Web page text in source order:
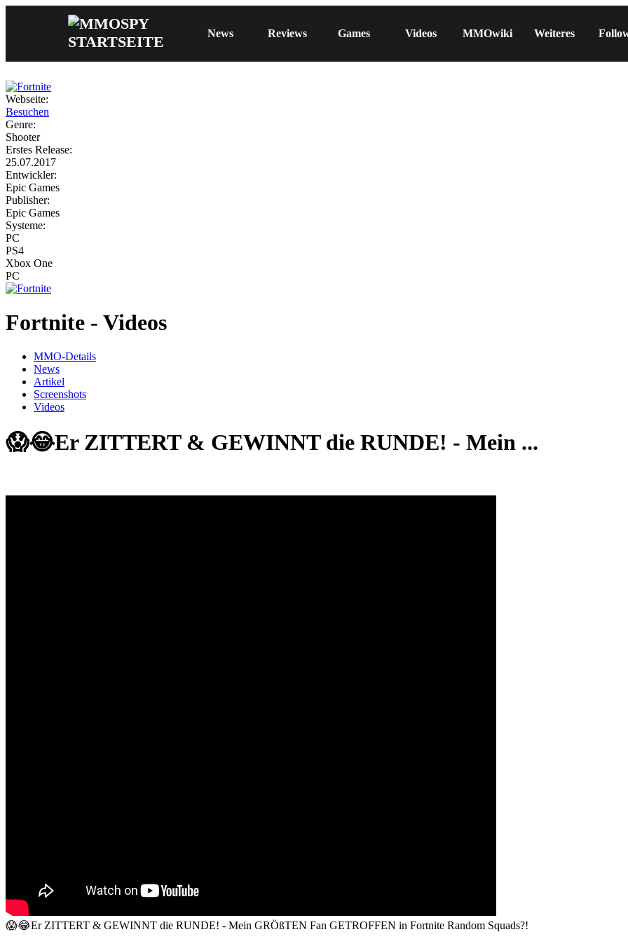
News Reviews Games Videos MMOwiki Weiteres
Webseite:
Besuchen
Genre:
Shooter
Erstes Release:
25.07.2017
Entwickler:
Epic Games
Publisher:
Epic Games
Systeme:
PC
PS4
Xbox One
PC
Fortnite - Videos
MMO-Details
News
Artikel
Screenshots
Videos
😱😂Er ZITTERT & GEWINNT die RUNDE! - Mein ...
😱😂Er ZITTERT & GEWINNT die RUNDE! - Mein GRÖßTEN Fan GETROFFEN in Fortnite Random Squads?!